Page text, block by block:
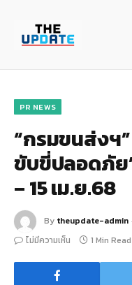
PR NEWS
“กรมขนส่งฯ
ขับขี่ปลอดภัย
– 15 เม.ย.68
By theupdate-admin
ไม่มีความเห็น
1 Min Read